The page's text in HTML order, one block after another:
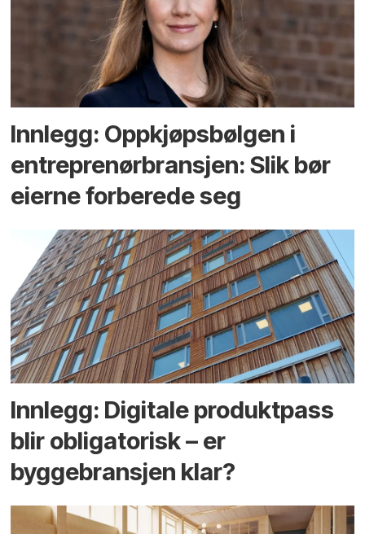
Innlegg: Oppkjøps­bølgen i
entreprenør­bransjen: Slik bør
eierne forberede seg
Innlegg: Digitale produktpass
blir obligatorisk – er
byggebransjen klar?